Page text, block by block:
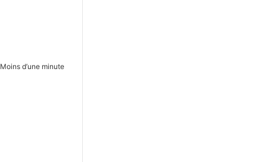
Moins d’une minute